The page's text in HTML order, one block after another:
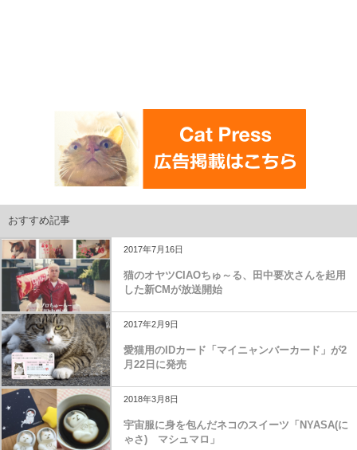
おすすめ記事
2017年7月16日
猫のオヤツCIAOちゅ～る、田中要次さんを起用
した新CMが放送開始
2017年2月9日
愛猫用のIDカード「マイニャンバーカード」が2
月22日に発売
2018年3月8日
宇宙服に身を包んだネコのスイーツ「NYASA(に
ゃさ) マシュマロ」